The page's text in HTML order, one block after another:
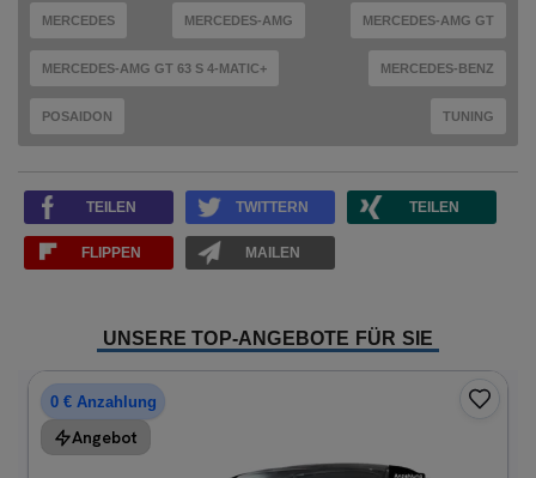
MERCEDES MERCEDES-AMG MERCEDES-AMG GT
MERCEDES-AMG GT 63 S 4-MATIC+ MERCEDES-BENZ
POSAIDON TUNING
TEILEN TWITTERN TEILEN
FLIPPEN MAILEN
UNSERE TOP-ANGEBOTE FÜR SIE
0 € Anzahlung
Angebot